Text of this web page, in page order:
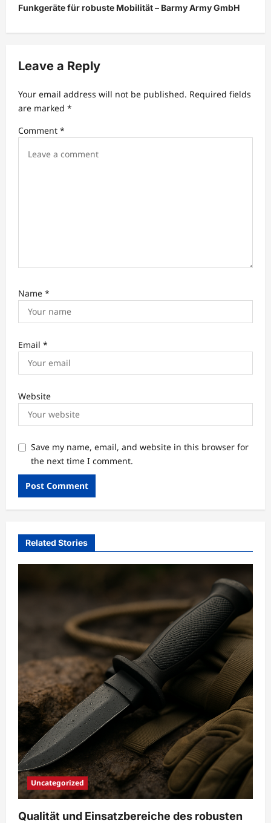
n
a
i
a
i
Funkgeräte für robuste Mobilität – Barmy Army GmbH
Leave a Reply
Your email address will not be published. Required fields
are marked *
Comment *
Name *
Email *
Website
Save my name, email, and website in this browser for
the next time I comment.
Related Stories
Uncategorized
Qualität und Einsatzbereiche des robusten